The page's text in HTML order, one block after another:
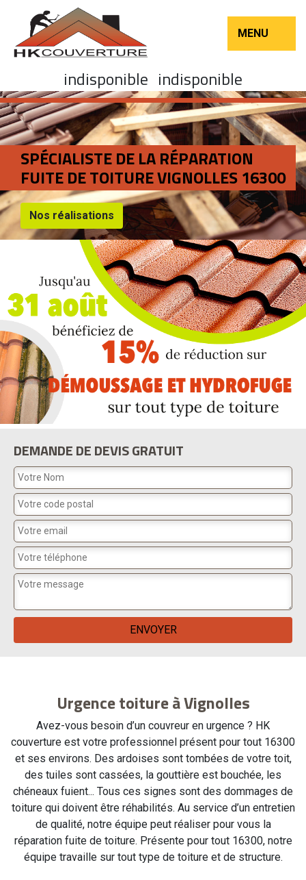
MENU
indisponible indisponible
SPÉCIALISTE DE LA RÉPARATION
FUITE DE TOITURE VIGNOLLES 16300
Nos réalisations
DEMANDE DE DEVIS GRATUIT
Urgence toiture à Vignolles
Avez-vous besoin d’un couvreur en urgence ? HK
couverture est votre professionnel présent pour tout 16300
et ses environs. Des ardoises sont tombées de votre toit,
des tuiles sont cassées, la gouttière est bouchée, les
chéneaux fuient... Tous ces signes sont des dommages de
toiture qui doivent être réhabilités. Au service d’un entretien
de qualité, notre équipe peut réaliser pour vous la
réparation fuite de toiture. Présente pour tout 16300, notre
équipe travaille sur tout type de toiture et de structure.